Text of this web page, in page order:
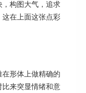
构图大气，追求
在上面这张点彩
形体上做精确的
来突显情绪和意